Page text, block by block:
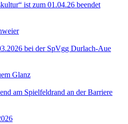
ist zum 01.04.26 beendet
bei der SpVgg Durlach-Aue
Glanz